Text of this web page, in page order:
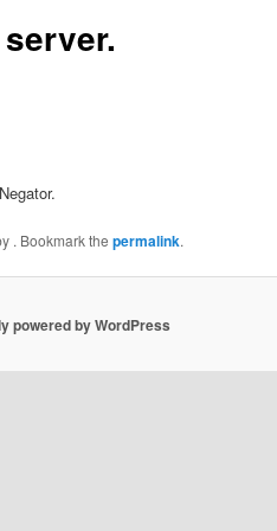
. Bookmark thepermalink.
powered by WordPress